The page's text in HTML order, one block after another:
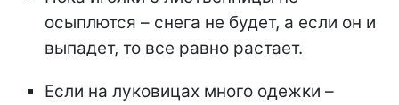
осыплются – снега не будет, а если он и
выпадет, то все равно растает.
Если на луковицах много одежки –